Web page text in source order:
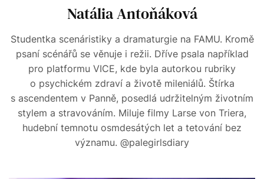
Natália Antoňáková
Studentka scenáristiky a dramaturgie na FAMU. Kromě
psaní scénářů se věnuje i režii. Dříve psala například
pro platformu VICE, kde byla autorkou rubriky
o psychickém zdraví a životě mileniálů. Štírka
s ascendentem v Panně, posedlá udržitelným životním
stylem a stravováním. Miluje filmy Larse von Triera,
hudební temnotu osmdesátých let a tetování bez
významu. @palegirlsdiary